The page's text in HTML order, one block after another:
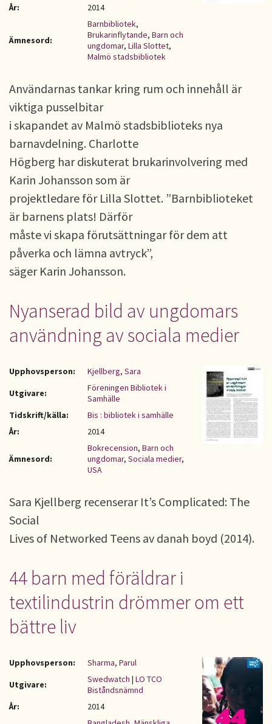
År:
2014
Ämnesord:
Barnbibliotek,
Brukarinflytande, Barn och
ungdomar, Lilla Slottet,
Malmö stadsbibliotek
Användarnas tankar kring rum och innehåll är
viktiga pusselbitar
i skapandet av Malmö stadsbiblioteks nya
barnavdelning. Charlotte
Högberg har diskuterat brukarinvolvering med
Karin Johansson som är
projektledare för Lilla Slottet. ”Barnbiblioteket
är barnens plats! Därför
måste vi skapa förutsättningar för dem att
påverka och lämna avtryck”,
säger Karin Johansson.
Nyanserad bild av ungdomars
användning av sociala medier
Upphovsperson:
Kjellberg, Sara
Utgivare:
Föreningen Bibliotek i
Samhälle
Tidskrift/källa:
Bis : bibliotek i samhälle
År:
2014
Ämnesord:
Bokrecension, Barn och
ungdomar, Sociala medier,
USA
Sara Kjellberg recenserar It’s Complicated: The
Social
Lives of Networked Teens av danah boyd (2014).
44 barn med föräldrar i
textilindustrin drömmer om ett
bättre liv
Upphovsperson:
Sharma, Parul
Utgivare:
Swedwatch | LO TCO
Biståndsnämnd
År:
2014